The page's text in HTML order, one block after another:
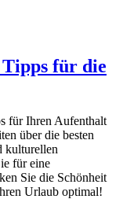
Tipps für die
für Ihren Aufenthalt
über die besten
kulturellen
für eine
Sie die Schönheit
Urlaub optimal!